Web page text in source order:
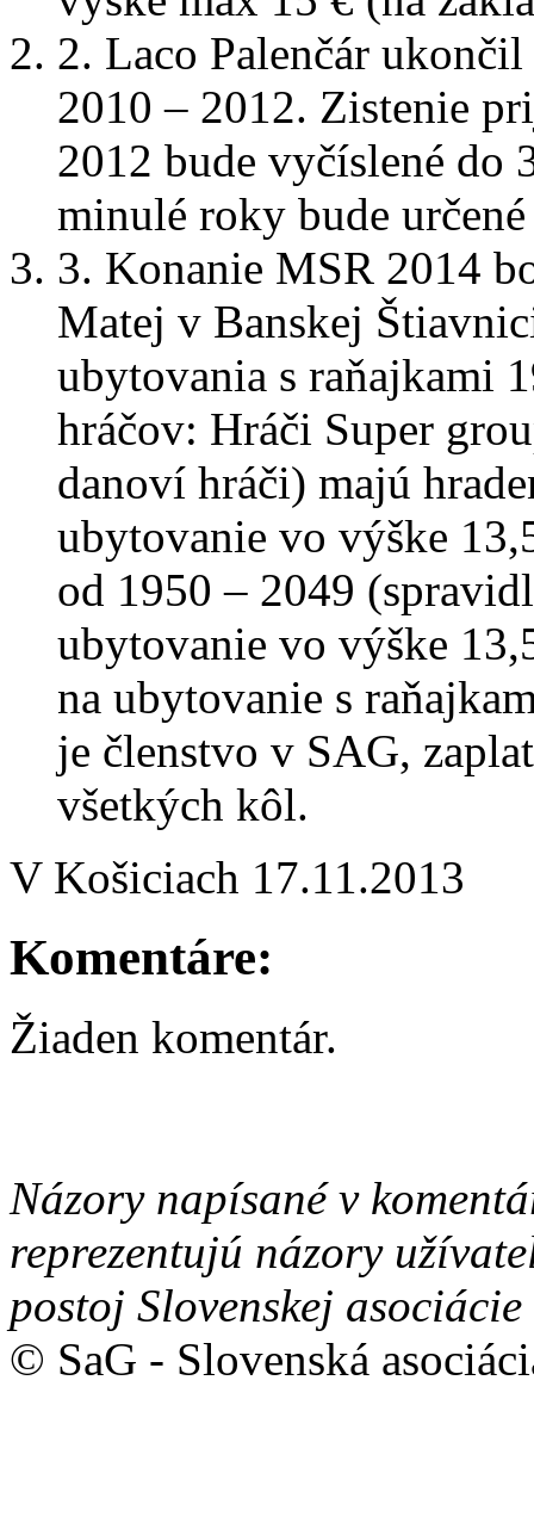
2. Laco Palenčár
2010 – 2012. Zistenie
2012 bude vyčíslené do
minulé roky bude
3. Konanie MSR 2014
Matej v Banskej
ubytovania s raňajkami
hráčov: Hráči Super
danoví hráči) majú
ubytovanie vo výške
od 1950 – 2049
ubytovanie vo výške
na ubytovanie s
je členstvo v SAG,
všetkých kôl.
V Košiciach 17.11.2013
Komentáre:
Žiaden komentár.
Názory napísané v
reprezentujú názory
postoj Slovenskej
© SaG - Slovenská